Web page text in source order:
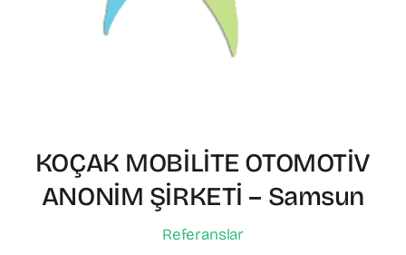
KOÇAK MOBİLİTE OTOMOTİV
ANONİM ŞİRKETİ – Samsun
Referanslar